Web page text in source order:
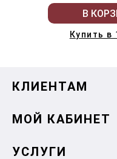
В
Купить в
КЛИЕНТАМ
МОЙ КАБИНЕТ
УСЛУГИ